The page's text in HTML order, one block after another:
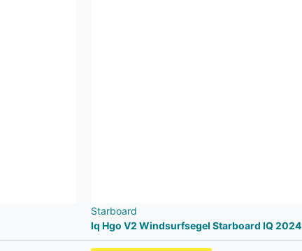
Starboard
Iq Hgo V2 Windsurfsegel Starboard IQ 2024